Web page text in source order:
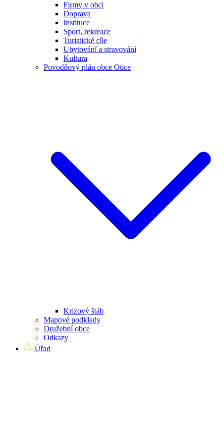
Firmy v obci
Doprava
Instituce
Sport, rekreace
Turistické cíle
Ubytování a stravování
Kultura
Povodňový plán obce Otice
Krizový štáb
Mapové podklady
Družební obce
Odkazy
Úřad